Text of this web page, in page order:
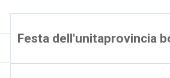
Festa dell'unitaprovincia